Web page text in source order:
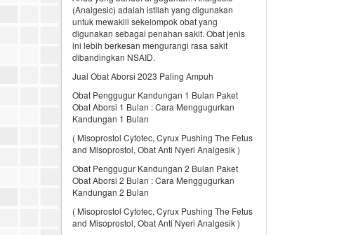
(Analgesic) adalah istilah yang digunakan
untuk mewakili sekelompok obat yang
digunakan sebagai penahan sakit. Obat jenis
ini lebih berkesan mengurangi rasa sakit
dibandingkan NSAID.
Jual Obat Aborsi 2023 Paling Ampuh
Obat Penggugur Kandungan 1 Bulan Paket
Obat Aborsi 1 Bulan : Cara Menggugurkan
Kandungan 1 Bulan
( Misoprostol Cytotec, Cyrux Pushing The Fetus
and Misoprostol, Obat Anti Nyeri Analgesik )
Obat Penggugur Kandungan 2 Bulan Paket
Obat Aborsi 2 Bulan : Cara Menggugurkan
Kandungan 2 Bulan
( Misoprostol Cytotec, Cyrux Pushing The Fetus
and Misoprostol, Obat Anti Nyeri Analgesik )